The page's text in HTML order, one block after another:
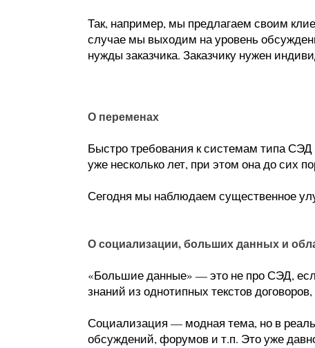
Так, например, мы предлагаем своим
случае мы выходим на уровень
нужды заказчика. Заказчику нужен
О переменах
Быстро требования к системам типа
уже несколько лет, при этом она до сих
Сегодня мы наблюдаем существенное
О социализации, больших данных и
«Большие данные» — это не про СЭД,
знаний из однотипных текстов
Социализация — модная тема, но в
обсуждений, форумов и т.п. Это уже